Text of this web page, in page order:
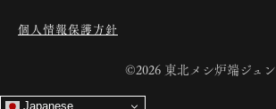
Japanese
個人情報保護方針
©2026 東北メシ炉端ジュン